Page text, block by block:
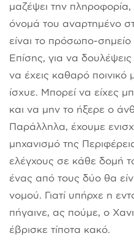
μαζέψει την πληροφορία,
όνομά του αναρτημένο
είναι το πρόσωπο-
Επίσης, για να
να έχεις καθαρό
ίσχυε. Μπορεί να είχες
και να μην το ήξερε ο
Παράλληλα, έχουμε
μηχανισμό της
ελέγχους σε κάθε δομή
ένας από τους δύο θα
νομού. Γιατί υπήρχε η
πήγαινε, ας πούμε, ο
έβρισκε τίποτα κακό.